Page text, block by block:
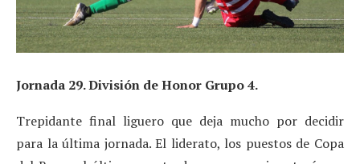
Jornada 29. División de Honor Grupo 4.
Trepidante final liguero que deja mucho por decidir
para la última jornada. El liderato, los puestos de Copa